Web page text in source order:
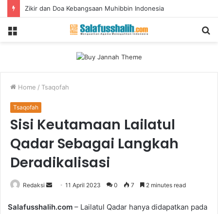
Zikir dan Doa Kebangsaan Muhibbin Indonesia
Home / Tsaqofah
Tsaqofah
Sisi Keutamaan Lailatul
Qadar Sebagai Langkah
Deradikalisasi
Redaksi
n
11 April 2023 0 7 2 minutes read
Salafusshalih.com – Lailatul Qadar hanya didapatkan pada